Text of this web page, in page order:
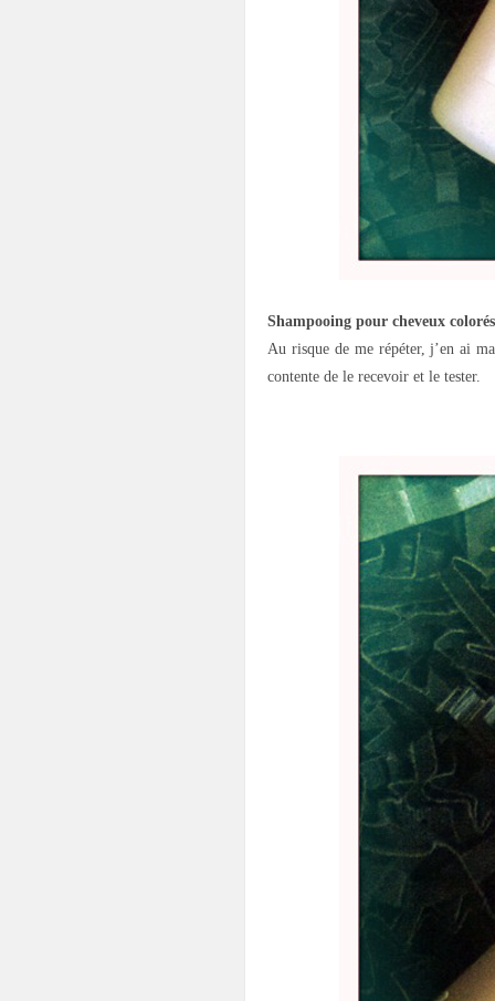
Shampooing pour cheveux
Au risque de me répéter, j’en ai
contente de le recevoir et le tester.